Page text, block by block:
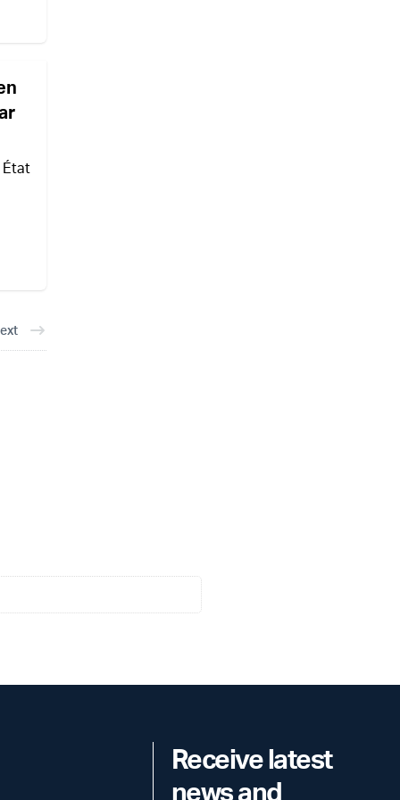
État
Receive latest
news and